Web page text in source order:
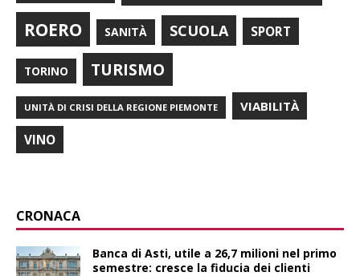
ROERO SANITÀ SCUOLA SPORT
TORINO TURISMO
UNITÀ DI CRISI DELLA REGIONE PIEMONTE VIABILITÀ
VINO
CRONACA
Banca di Asti, utile a 26,7 milioni nel primo
semestre: cresce la fiducia dei clienti